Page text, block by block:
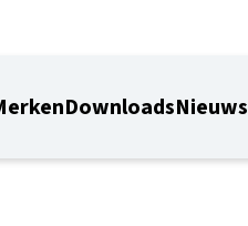
DownloadsNieuws